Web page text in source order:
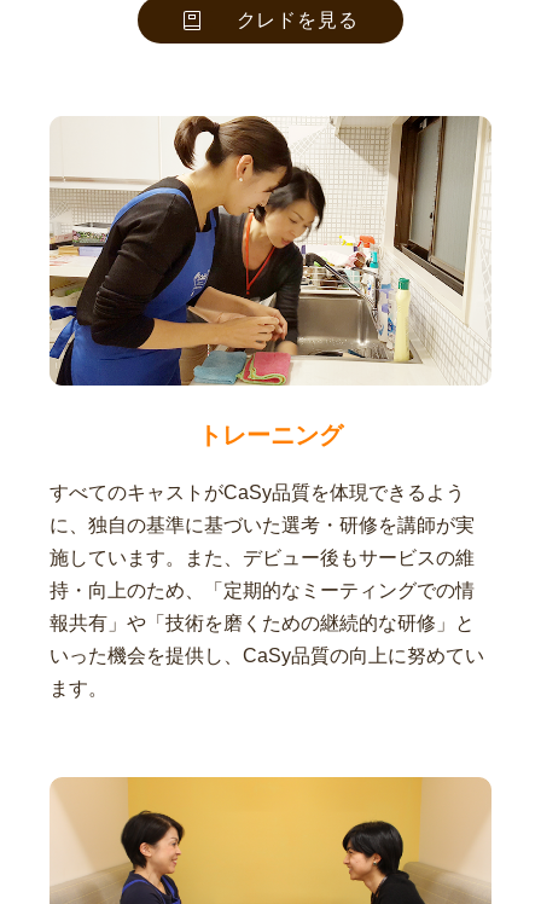
クレドを見る
トレーニング
すべてのキャストがCaSy品質を体現できるよう
に、独自の基準に基づいた選考・研修を講師が実
施しています。また、デビュー後もサービスの維
持・向上のため、「定期的なミーティングでの情
報共有」や「技術を磨くための継続的な研修」と
いった機会を提供し、CaSy品質の向上に努めてい
ます。